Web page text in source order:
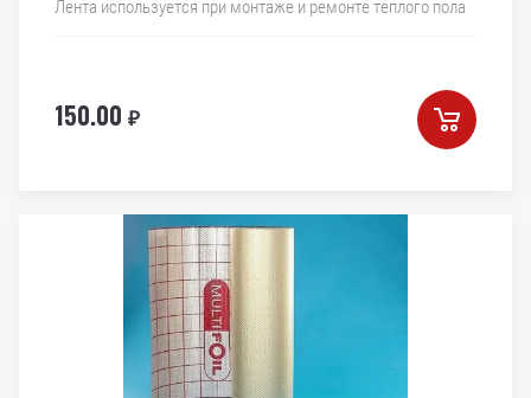
Лента используется при монтаже и ремонте теплого пола
150.00 ₽